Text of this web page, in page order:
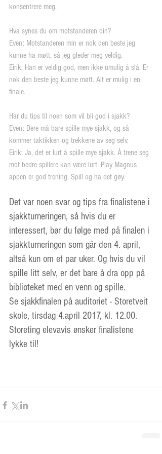
konsentrere meg.
Hva synes du om motstanderen din?
Even: Motstanderen min er nok den beste jeg
kunne ha møtt, så jeg gleder meg veldig.
Eirik: Han er veldig god, men ikke umulig å slå. Er
nok den beste jeg kunne møtt. Alt er mulig i en
finale.
Har du tips til noen som vil bli god i sjakk?
Even: Dere må bare spille mye sjakk, og så
kommer taktikken og trekkene av seg selv.
Eirik: Ja, det er lurt å spille mye sjakk. Å trene seg
mot bedre spillere kan være lurt. Play Magnus
appen er god trening. Spill og ha det gøy.
Det var noen svar og tips fra finalistene i
sjakkturneringen, så hvis du er
interessert, bør du følge med på finalen i
sjakkturneringen som går den 4. april,
altså kun om et par uker. Og hvis du vil
spille litt selv, er det bare å dra opp på
biblioteket med en venn og spille.
Se sjakkfinalen på auditoriet - Storetveit
skole, tirsdag 4.april 2017, kl. 12.00.
Storeting elevavis ønsker finalistene
lykke til!